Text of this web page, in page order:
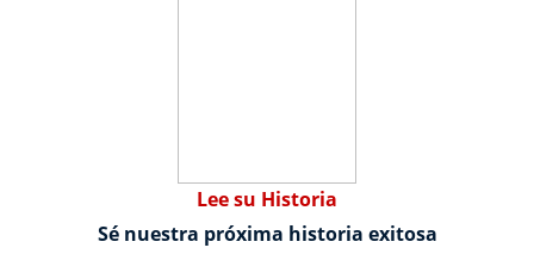
Lee su Historia
Sé nuestra próxima historia exitosa